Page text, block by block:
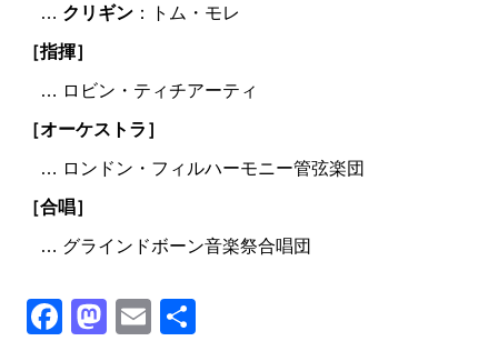
… クリギン ：トム・モレ
［指揮］
… ロビン・ティチアーティ
［オーケストラ］
… ロンドン・フィルハーモニー管弦楽団
［合唱］
… グラインドボーン音楽祭合唱団
Facebook
Mastodon
Email